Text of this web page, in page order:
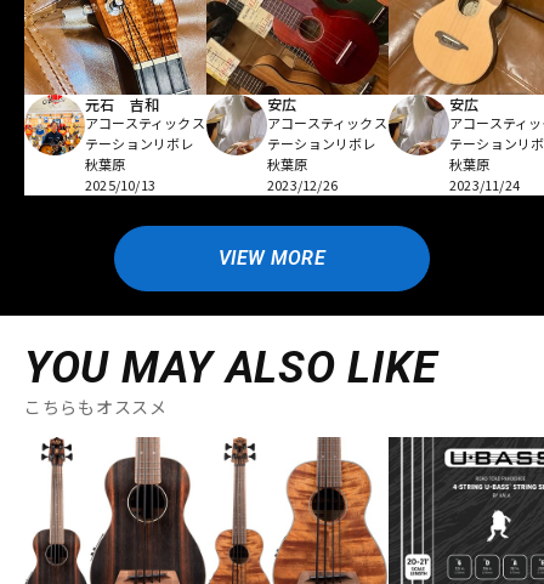
元石 吉和
アコースティックス
テーションリボレ
秋葉原
2025/10/13
安広
アコースティックス
テーションリボレ
秋葉原
2023/12/26
安広
アコースティ
テーションリ
秋葉原
2023/11/24
VIEW MORE
YOU MAY ALSO LIKE
こちらもオススメ